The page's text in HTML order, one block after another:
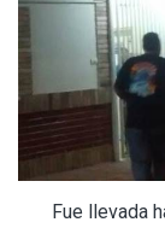
Fue llevada